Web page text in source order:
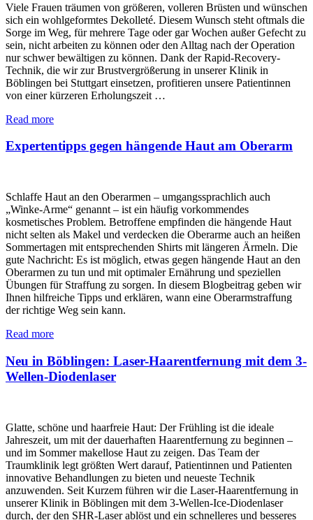
Viele Frauen träumen von größeren, volleren Brüsten und wünschen
sich ein wohlgeformtes Dekolleté. Diesem Wunsch steht oftmals die
Sorge im Weg, für mehrere Tage oder gar Wochen außer Gefecht zu
sein, nicht arbeiten zu können oder den Alltag nach der Operation
nur schwer bewältigen zu können. Dank der Rapid-Recovery-
Technik, die wir zur Brustvergrößerung in unserer Klinik in
Böblingen bei Stuttgart einsetzen, profitieren unsere Patientinnen
von einer kürzeren Erholungszeit …
Read more
Expertentipps gegen hängende Haut am Oberarm
Schlaffe Haut an den Oberarmen – umgangssprachlich auch
„Winke-Arme“ genannt – ist ein häufig vorkommendes
kosmetisches Problem. Betroffene empfinden die hängende Haut
nicht selten als Makel und verdecken die Oberarme auch an heißen
Sommertagen mit entsprechenden Shirts mit längeren Ärmeln. Die
gute Nachricht: Es ist möglich, etwas gegen hängende Haut an den
Oberarmen zu tun und mit optimaler Ernährung und speziellen
Übungen für Straffung zu sorgen. In diesem Blogbeitrag geben wir
Ihnen hilfreiche Tipps und erklären, wann eine Oberarmstraffung
der richtige Weg sein kann.
Read more
Neu in Böblingen: Laser-Haarentfernung mit dem 3-
Wellen-Diodenlaser
Glatte, schöne und haarfreie Haut: Der Frühling ist die ideale
Jahreszeit, um mit der dauerhaften Haarentfernung zu beginnen –
und im Sommer makellose Haut zu zeigen. Das Team der
Traumklinik legt größten Wert darauf, Patientinnen und Patienten
innovative Behandlungen zu bieten und neueste Technik
anzuwenden. Seit Kurzem führen wir die Laser-Haarentfernung in
unserer Klinik in Böblingen mit dem 3-Wellen-Ice-Diodenlaser
durch, der den SHR-Laser ablöst und ein schnelleres und besseres